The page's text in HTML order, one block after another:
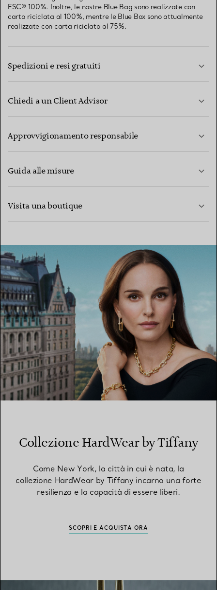
FSC® 100%. Inoltre, le nostre Blue Bag sono realizzate con
carta riciclata al 100%, mentre le Blue Box sono attualmente
realizzate con carta riciclata al 75%.
Spedizioni e resi gratuiti
Chiedi a un Client Advisor
Approvvigionamento responsabile
Guida alle misure
Visita una boutique
TROVA LA BOUTIQUE PIÙ VICINA A TE
Collezione HardWear by Tiffany
Come New York, la città in cui è nata, la
collezione HardWear by Tiffany incarna una forte
resilienza e la capacità di essere liberi.
SCOPRI E ACQUISTA ORA